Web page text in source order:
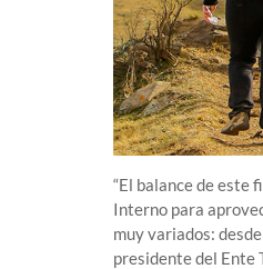
“El balance de este
Interno para
muy variados:
presidente del Ente